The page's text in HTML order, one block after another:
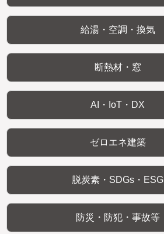
給湯・空調・換気
断熱材・窓
AI・IoT・DX
ゼロエネ建築
脱炭素・SDGs・ESG
防災・防犯・事故等